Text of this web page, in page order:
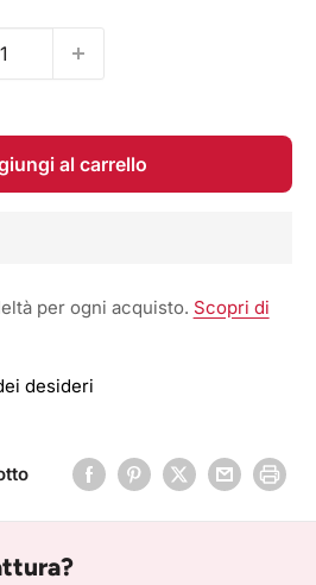
al carrello
per ogni acquisto. Scopri di
desideri